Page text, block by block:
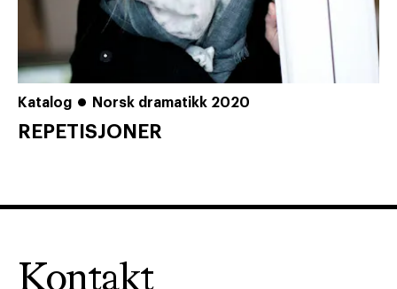
Katalog Norsk dramatikk 2020
REPETISJONER
Kontakt